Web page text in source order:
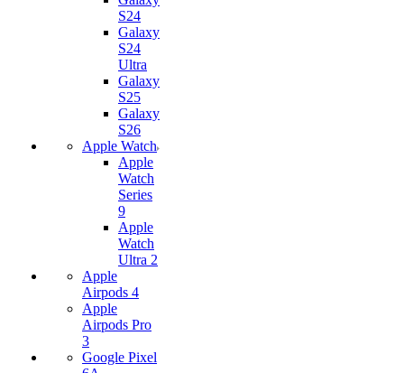
S24
Galaxy
S24
Ultra
Galaxy
S25
Galaxy
S26
Apple Watch
Apple
Watch
Series
9
Apple
Watch
Ultra 2
Apple
Airpods 4
Apple
Airpods Pro
3
Google Pixel